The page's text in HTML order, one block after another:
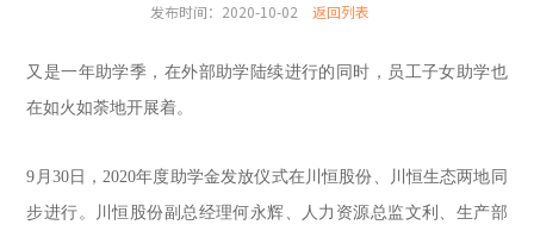
发布时间：2020-10-02 返回列表
又是一年助学季，在外部助学陆续进行的同时，员工子女助学也
在如火如荼地开展着。
9月30日，2020年度助学金发放仪式在川恒股份、川恒生态两地同
步进行。川恒股份副总经理何永辉、人力资源总监文利、生产部